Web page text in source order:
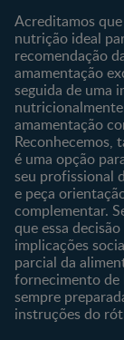
Sobre o Clube
Clube Bebé
Entrar/Registe-se
Acreditamos
nutrição ideal
recomendação
amamentação
seguida de uma
amamentação
Reconhecemos,
é uma opção
seu profissional
e peça
complementar.
que essa
implicações
parcial da
fornecimento de
sempre
instruções do